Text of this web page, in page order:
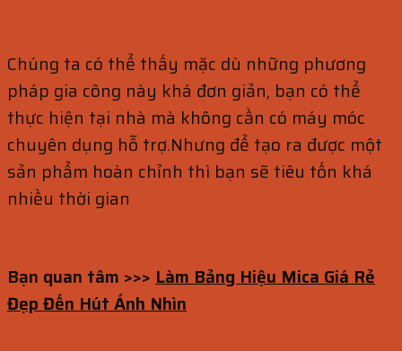
Chúng ta có thể thấy mặc dù những phương
pháp gia công này khá đơn giản, bạn có thể
thực hiện tại nhà mà không cần có máy móc
chuyên dụng hỗ trợ.Nhưng để tạo ra được một
sản phẩm hoàn chỉnh thì bạn sẽ tiêu tốn khá
nhiều thời gian
Bạn quan tâm >>> Làm Bảng Hiệu Mica Giá Rẻ
Đẹp Đến Hút Ánh Nhìn